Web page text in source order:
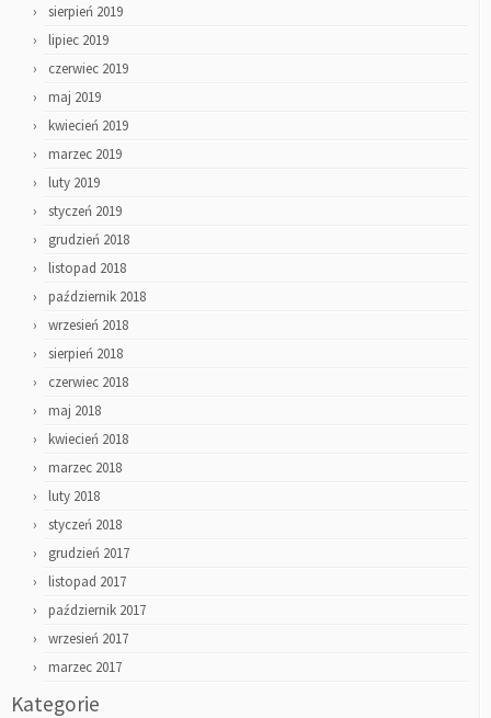
sierpień 2019
lipiec 2019
czerwiec 2019
maj 2019
kwiecień 2019
marzec 2019
luty 2019
styczeń 2019
grudzień 2018
listopad 2018
październik 2018
wrzesień 2018
sierpień 2018
czerwiec 2018
maj 2018
kwiecień 2018
marzec 2018
luty 2018
styczeń 2018
grudzień 2017
listopad 2017
październik 2017
wrzesień 2017
marzec 2017
Kategorie